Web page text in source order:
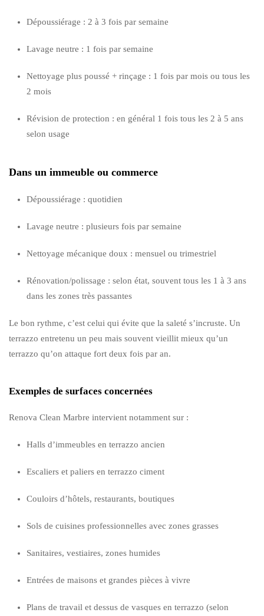
Dépoussiérage : 2 à 3 fois par semaine
Lavage neutre : 1 fois par semaine
Nettoyage plus poussé + rinçage : 1 fois par mois ou tous les
2 mois
Révision de protection : en général 1 fois tous les 2 à 5 ans
selon usage
Dans un immeuble ou commerce
Dépoussiérage : quotidien
Lavage neutre : plusieurs fois par semaine
Nettoyage mécanique doux : mensuel ou trimestriel
Rénovation/polissage : selon état, souvent tous les 1 à 3 ans
dans les zones très passantes
Le bon rythme, c’est celui qui évite que la saleté s’incruste. Un
terrazzo entretenu un peu mais souvent vieillit mieux qu’un
terrazzo qu’on attaque fort deux fois par an.
Exemples de surfaces concernées
Renova Clean Marbre intervient notamment sur :
Halls d’immeubles en terrazzo ancien
Escaliers et paliers en terrazzo ciment
Couloirs d’hôtels, restaurants, boutiques
Sols de cuisines professionnelles avec zones grasses
Sanitaires, vestiaires, zones humides
Entrées de maisons et grandes pièces à vivre
Plans de travail et dessus de vasques en terrazzo (selon